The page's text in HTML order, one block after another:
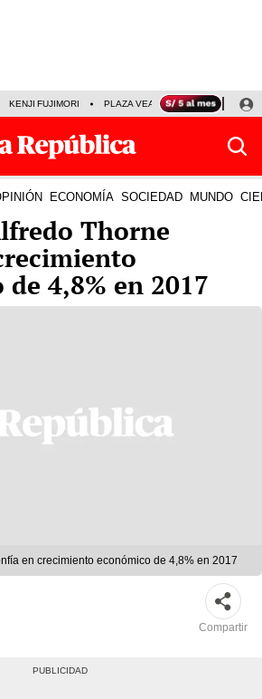
KENJI FUJIMORI PLAZA VEA FERIADOS
ECONOMÍA SOCIEDAD MUNDO
Thorne
4,8% en 2017
en crecimiento económico de 4,8% en 2017
Compartir